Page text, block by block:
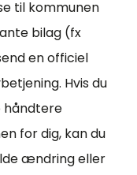
til kommunen
bilag (fx
en officiel
Hvis du
for dig, kan du
ændring eller